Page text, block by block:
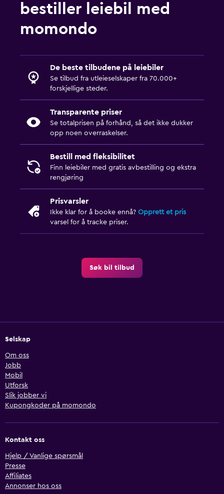
bestiller leiebil med
momondo
De beste tilbudene på leiebiler
Se tilbud fra utleieselskaper fra 70.000+
forskjellige steder.
Transparente priser
Se totalprisen på forhånd, så det ikke dukker
opp noen overraskelser.
Bestill med fleksibilitet
Finn leiebiler med gratis avbestilling og ekstra
rengjøring
Prisvarsler
Ikke klar for å booke ennå? Opprett et pris
varsel for å tracke priser.
Søk bil tilbud
Selskap
Om oss
Jobb
Mobil
Utforsk
Slik jobber vi
Kupongkoder på momondo
Kontakt oss
Hjelp / Vanlige spørsmål
Presse
Affiliates
Annonser hos oss